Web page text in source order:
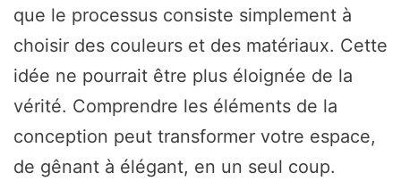
que le processus consiste simplement à
choisir des couleurs et des matériaux. Cette
idée ne pourrait être plus éloignée de la
vérité. Comprendre les éléments de la
conception peut transformer votre espace,
de gênant à élégant, en un seul coup.